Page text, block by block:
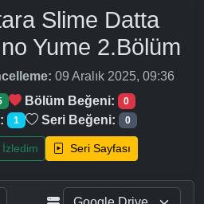
Slime Datta
Yume 2.Bölüm
09 Aralık 2025, 09:36
Bölüm Beğeni: 0
1 Seri Beğeni: 0
İzledim Seri Sayfası